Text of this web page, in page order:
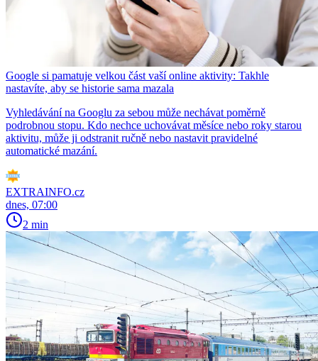
Google si pamatuje velkou část vaší online aktivity: Takhle
nastavíte, aby se historie sama mazala
Vyhledávání na Googlu za sebou může nechávat poměrně
podrobnou stopu. Kdo nechce uchovávat měsíce nebo roky starou
aktivitu, může ji odstranit ručně nebo nastavit pravidelné
automatické mazání.
EXTRAINFO.cz
dnes, 07:00
2 min